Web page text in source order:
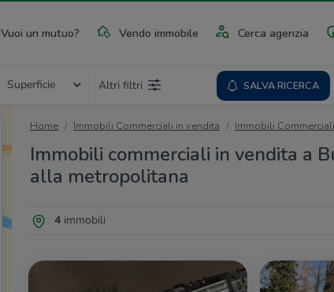
Vuoi un mutuo? Vendo immobile Cerca agenzia
Superficie Altri filtri SALVA RICERCA
Home Immobili Commerciali in vendita Immobili
Immobili commerciali in vendita a
alla metropolitana
4immobili